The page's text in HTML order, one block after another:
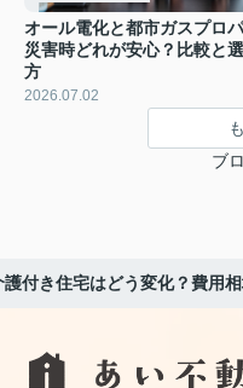
オール電化と都市ガスプロ
災害時どれが安心？比較と
方
2026.07.02
ブ
付き住宅はどう変化？費用